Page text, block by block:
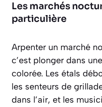
Les marchés
particulière
Arpenter un marché
c’est plonger dans une
colorée. Les étals
les senteurs de
dans l’air, et les